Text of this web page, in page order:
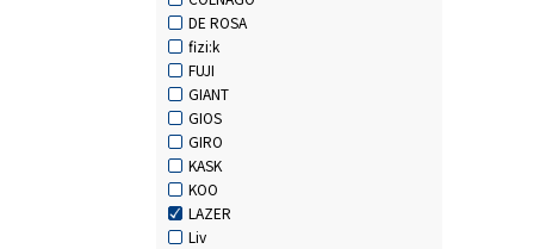
DE ROSA
fizi:k
FUJI
GIANT
GIOS
GIRO
KASK
KOO
LAZER
Liv